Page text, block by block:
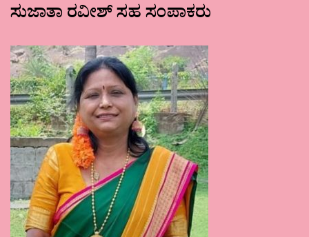
ಸುಜಾತಾ ರವೀಶ್ ಸಹ ಸಂಪಾಕರು